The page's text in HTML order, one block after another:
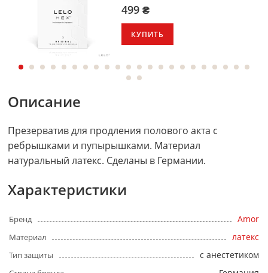
499 ₴
КУПИТЬ
Описание
Презерватив для продления полового акта с
ребрышками и пупырышками. Материал
натуральный латекс. Сделаны в Германии.
Характеристики
Бренд Amor
Материал латекс
Тип защиты с анестетиком